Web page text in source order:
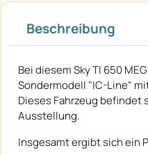
Beschreibung
Bei diesem Sky TI 650
Sondermodell "IC-Line"
Dieses Fahrzeug befindet
Ausstellung.
Insgesamt ergibt sich ein